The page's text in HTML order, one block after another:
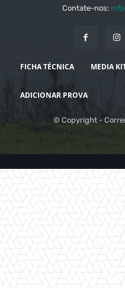
Contate-nos:
FICHA TÉCNICA MEDIA
ADICIONAR PROVA
© Copyright -